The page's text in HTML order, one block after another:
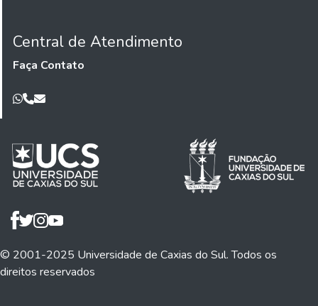
Central de Atendimento
Faça Contato
© 2001-2025 Universidade de Caxias do Sul. Todos os
direitos reservados